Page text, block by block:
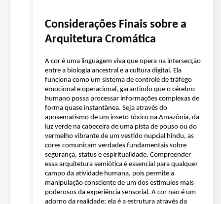
Considerações Finais sobre a
Arquitetura Cromática
A cor é uma linguagem viva que opera na intersecção
entre a biologia ancestral e a cultura digital. Ela
funciona como um sistema de controle de tráfego
emocional e operacional, garantindo que o cérebro
humano possa processar informações complexas de
forma quase instantânea. Seja através do
aposematismo de um inseto tóxico na Amazônia, da
luz verde na cabeceira de uma pista de pouso ou do
vermelho vibrante de um vestido nupcial hindu, as
cores comunicam verdades fundamentais sobre
segurança, status e espiritualidade. Compreender
essa arquitetura semiótica é essencial para qualquer
campo da atividade humana, pois permite a
manipulação consciente de um dos estímulos mais
poderosos da experiência sensorial. A cor não é um
adorno da realidade; ela é a estrutura através da